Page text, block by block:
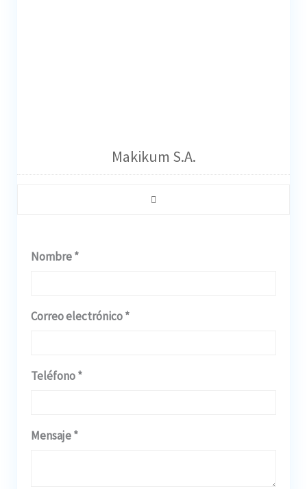
Makikum S.A.
Nombre *
Correo electrónico *
Teléfono *
Mensaje *